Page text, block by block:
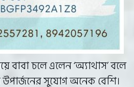
বাবা চলে এলেন ‘অ্যাথাস’ বলে
সুযোগ অনেক বেশি।